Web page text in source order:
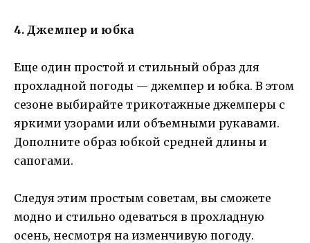
4. Джемпер и юбка
Еще один простой и стильный образ для
прохладной погоды — джемпер и юбка. В этом
сезоне выбирайте трикотажные джемперы с
яркими узорами или объемными рукавами.
Дополните образ юбкой средней длины и
сапогами.
Следуя этим простым советам, вы сможете
модно и стильно одеваться в прохладную
осень, несмотря на изменчивую погоду.